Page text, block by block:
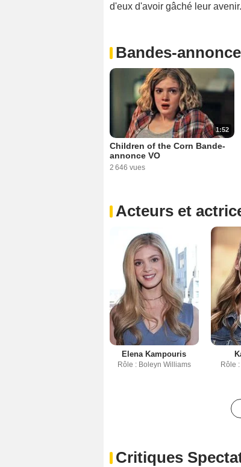
d'eux d'avoir gâché leur
Bandes-
1:52
Children of the Corn Bande-
annonce VO
2 646 vues
Acteurs et
Elena Kampouris
Rôle : Boleyn Williams Rôle
Critiques